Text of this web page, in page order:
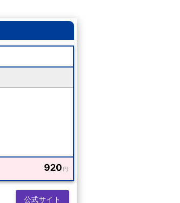
920 円
公式サイト